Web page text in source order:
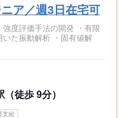
ア／週3日在宅可
度評価手法の開発 ・有限
た振動解析 ・固有値解
徒歩 9分）
支給